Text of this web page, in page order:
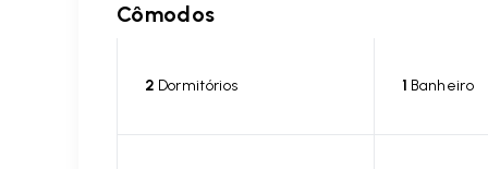
Cômodos
2 Dormitórios 1 Banheiro